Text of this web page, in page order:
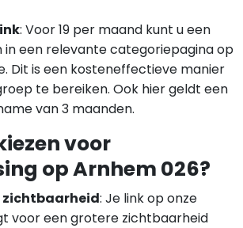
: Voor 19 per maand kunt u een
in een relevante categoriepagina op
Dit is een kosteneffectieve manier
te bereiken. Ook hier geldt een
van 3 maanden.
voor
op Arnhem 026?
zichtbaarheid: Je link op onze
voor een grotere zichtbaarheid